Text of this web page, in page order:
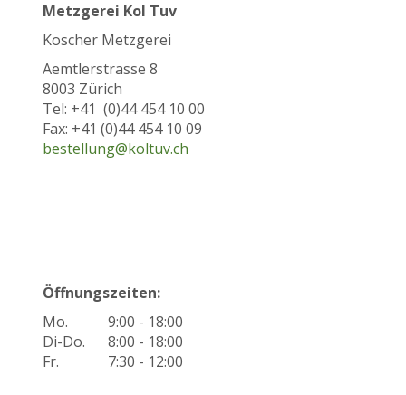
Metzgerei Kol Tuv
Koscher Metzgerei
Aemtlerstrasse 8
8003 Zürich
Tel: +41 (0)44 454 10 00
Fax: +41 (0)44 454 10 09
bestellung@koltuv.ch
Öffnungszeiten:
Mo.
9:00 - 18:00
Di-Do.
8:00 - 18:00
Fr.
7:30 - 12:00